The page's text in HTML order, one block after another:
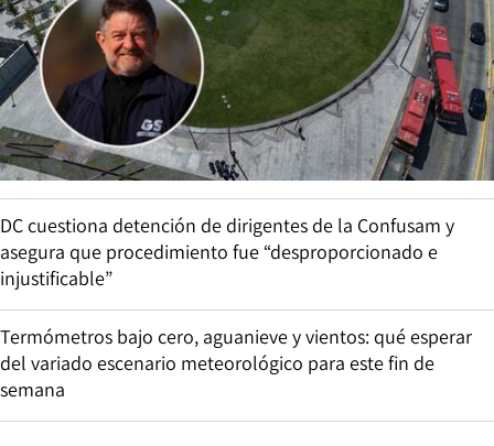
DC cuestiona detención de dirigentes de la Confusam y
asegura que procedimiento fue “desproporcionado e
injustificable”
Termómetros bajo cero, aguanieve y vientos: qué esperar
del variado escenario meteorológico para este fin de
semana